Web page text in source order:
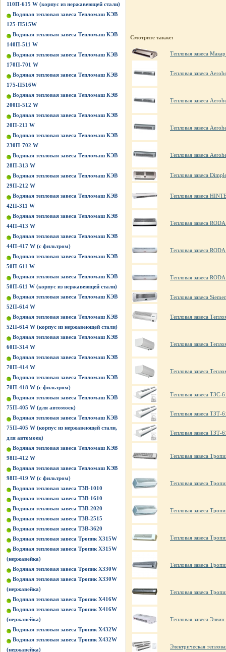
110П-615 W (корпус из нержавеющей стали)
Водяная тепловая завеса Тепломаш КЭВ
125-П515W
Водяная тепловая завеса Тепломаш КЭВ
140П-511 W
Водяная тепловая завеса Тепломаш КЭВ
170П-701 W
Водяная тепловая завеса Тепломаш КЭВ
175-П516W
Водяная тепловая завеса Тепломаш КЭВ
200П-512 W
Водяная тепловая завеса Тепломаш КЭВ
20П-211 W
Водяная тепловая завеса Тепломаш КЭВ
230П-702 W
Водяная тепловая завеса Тепломаш КЭВ
28П-313 W
Водяная тепловая завеса Тепломаш КЭВ
29П-212 W
Водяная тепловая завеса Тепломаш КЭВ
42П-311 W
Водяная тепловая завеса Тепломаш КЭВ
44П-413 W
Водяная тепловая завеса Тепломаш КЭВ
44П-417 W (с фильтром)
Водяная тепловая завеса Тепломаш КЭВ
50П-611 W
Водяная тепловая завеса Тепломаш КЭВ
50П-611 W (корпус из нержавеющей стали)
Водяная тепловая завеса Тепломаш КЭВ
52П-614 W
Водяная тепловая завеса Тепломаш КЭВ
52П-614 W (корпус из нержавеющей стали)
Водяная тепловая завеса Тепломаш КЭВ
60П-314 W
Водяная тепловая завеса Тепломаш КЭВ
70П-414 W
Водяная тепловая завеса Тепломаш КЭВ
70П-418 W (с фильтром)
Водяная тепловая завеса Тепломаш КЭВ
75П-405 W (для автомоек)
Водяная тепловая завеса Тепломаш КЭВ
75П-405 W (корпус из нержавеющей стали,
для автомоек)
Водяная тепловая завеса Тепломаш КЭВ
98П-412 W
Водяная тепловая завеса Тепломаш КЭВ
98П-419 W (с фильтром)
Водяная тепловая завеса ТЗВ-1010
Водяная тепловая завеса ТЗВ-1610
Водяная тепловая завеса ТЗВ-2020
Водяная тепловая завеса ТЗВ-2515
Водяная тепловая завеса ТЗВ-3620
Водяная тепловая завеса Тропик X315W
Водяная тепловая завеса Тропик X315W
(нержавейка)
Водяная тепловая завеса Тропик X330W
Водяная тепловая завеса Тропик X330W
(нержавейка)
Водяная тепловая завеса Тропик X416W
Водяная тепловая завеса Тропик X416W
(нержавейка)
Водяная тепловая завеса Тропик X432W
Водяная тепловая завеса Тропик X432W
(нержавейка)
Смотрите также:
Тепловая завеса
Тепловая завеса
Тепловая завеса
Тепловая завеса
Тепловая завеса
Тепловая завеса
Тепловая завеса
Тепловая завеса
Тепловая завеса
Тепловая завеса
Тепловая завеса
Тепловая завеса
Тепловая завеса
Тепловая завеса
Тепловая завеса ТЗС-
Тепловая завеса ТЗТ-
Тепловая завеса ТЗТ-
Тепловая завеса
Тепловая завеса
Тепловая завеса
Тепловая завеса
Тепловая завеса
Тепловая завеса
Тепловая завеса
Электрическая